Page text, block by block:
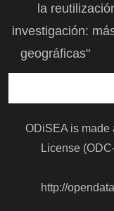
la
investigación:
geográficas"
ODiSEA is made
License
http://